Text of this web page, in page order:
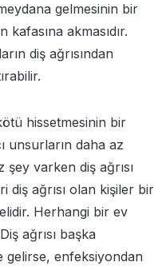
gelmesinin bir
kafasına akmasıdır.
diş ağrısından
hissetmesinin bir
unsurların daha az
şey varken diş ağrısı
diş ağrısı olan kişiler bir
Herhangi bir ev
ağrısı başka
enfeksiyondan